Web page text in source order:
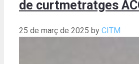
de curtmetratges
25 de març de 2025 by CITM